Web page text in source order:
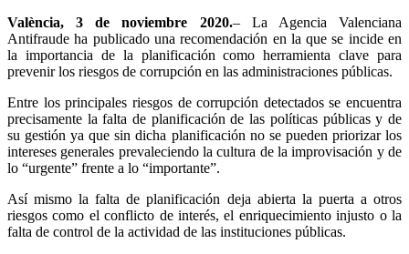
València, 3de noviembre 2020.– La Agencia Valenciana
Antifraude ha publicado una recomendación en la que se incide en
la importancia de la planificación como herramienta clave para
prevenir los riesgos de corrupción en las administraciones públicas.
Entre los principales riesgos de corrupción detectados se encuentra
precisamente la falta de planificación de las políticas públicas y de
su gestión ya que sin dicha planificación no se pueden priorizar los
intereses generales prevaleciendo la cultura de la improvisación y de
lo “urgente” frente a lo “importante”.
Así mismo la falta de planificación deja abierta la puerta a otros
riesgos como el conflicto de interés, el enriquecimiento injusto o la
falta de control de la actividad de las instituciones públicas.